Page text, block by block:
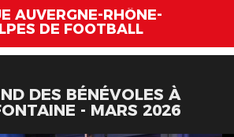
AUVERGNE-RHÔNE-
DE FOOTBALL
DES BÉNÉVOLES À
- MARS 2026